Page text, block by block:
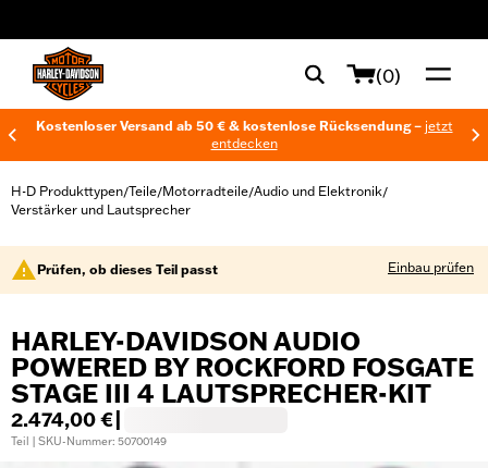
(0)
Kostenloser Versand ab 50 € & kostenlose Rücksendung – jetzt
entdecken
H-D Produkttypen/Teile/Motorradteile/Audio und Elektronik/
Verstärker und Lautsprecher
Prüfen, ob dieses Teil passt Einbau prüfen
HARLEY-DAVIDSON AUDIO
POWERED BY ROCKFORD FOSGATE
STAGE III 4 LAUTSPRECHER-KIT
2.474,00 €
Teil | SKU-Nummer: 50700149